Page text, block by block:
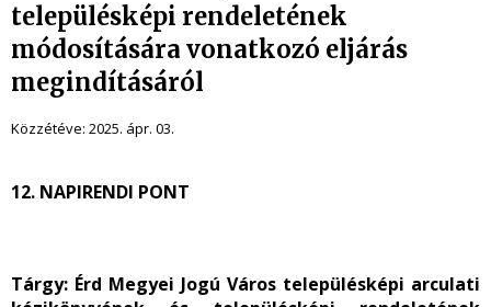
településképi rendeletének
módosítására vonatkozó eljárás
megindításáról
Közzétéve: 2025. ápr. 03.
12. NAPIRENDI PONT
Tárgy: Érd Megyei Jogú Város településképi arculati